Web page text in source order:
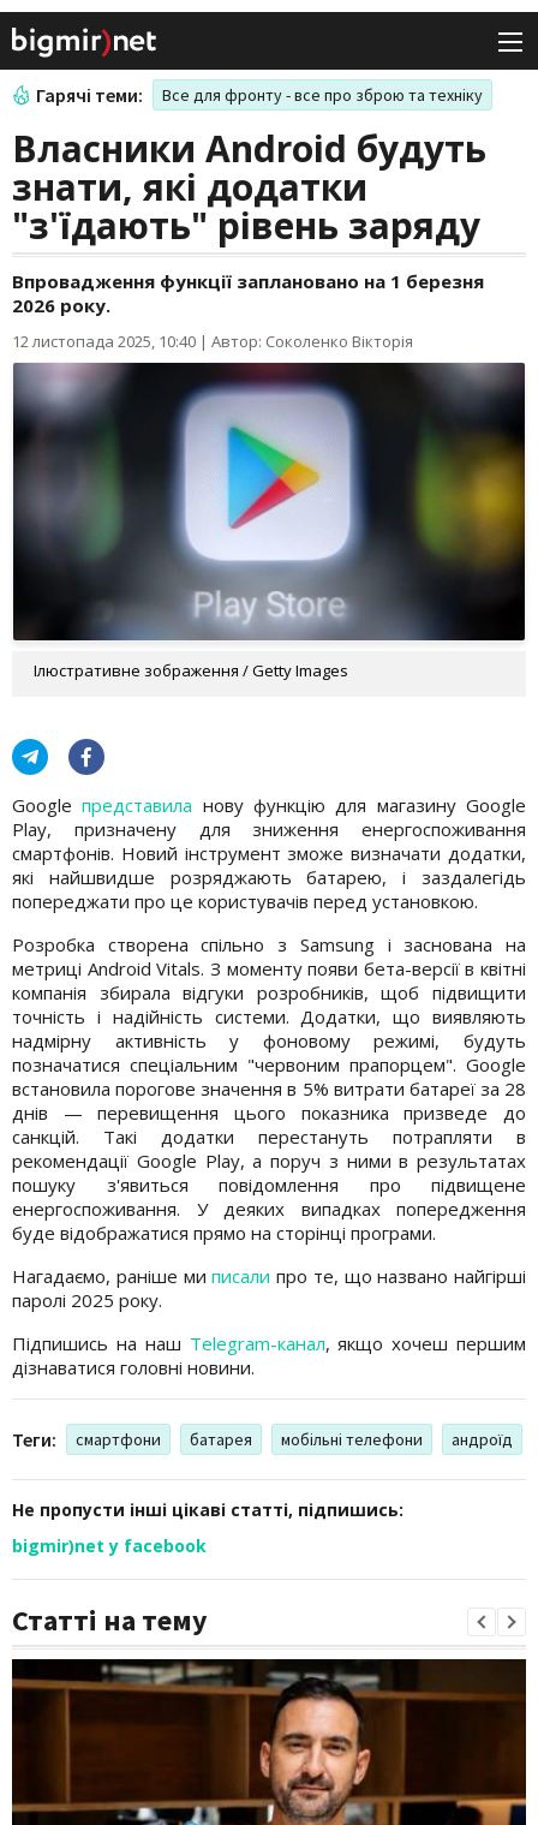
Гарячі теми: Все для фронту - все про зброю та техніку
Власники Android будуть
знати, які додатки
"з'їдають" рівень заряду
Впровадження функції заплановано на 1 березня
2026 року.
12 листопада 2025, 10:40 | Автор: Соколенко Вікторія
Ілюстративне зображення / Getty Images
Googleпредставила нову функцію для магазину Google
Play, призначену для зниження енергоспоживання
смартфонів. Новий інструмент зможе визначати додатки,
які найшвидше розряджають батарею, і заздалегідь
попереджати про це користувачів перед установкою.
Розробка створена спільно з Samsung і заснована на
метриці Android Vitals. З моменту появи бета-версії в квітні
компанія збирала відгуки розробників, щоб підвищити
точність і надійність системи. Додатки, що виявляють
надмірну активність у фоновому режимі, будуть
позначатися спеціальним "червоним прапорцем". Google
встановила порогове значення в 5% витрати батареї за 28
днів — перевищення цього показника призведе до
санкцій. Такі додатки перестануть потрапляти в
рекомендації Google Play, а поруч з ними в результатах
пошуку з'явиться повідомлення про підвищене
енергоспоживання. У деяких випадках попередження
буде відображатися прямо на сторінці програми.
Нагадаємо, раніше миписали про те, що названо найгірші
паролі 2025 року.
Підпишись на наш Telegram-канал, якщо хочеш першим
дізнаватися головні новини.
Теги: смартфони батарея мобільні телефони андроїд
Не пропусти інші цікаві статті, підпишись:
bigmir)net у facebook
Статті на тему